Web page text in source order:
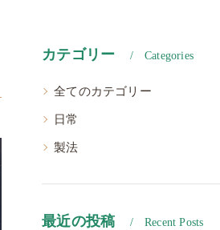
カテゴリー Categories
全てのカテゴリー
日常
製法
最近の投稿 Recent Posts